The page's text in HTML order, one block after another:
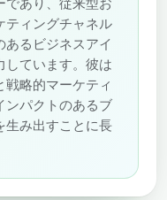
であり、従来型お
ティングチャネル
あるビジネスアイ
しています。彼は
略的マーケティ
ンパクトのあるブ
生み出すことに長